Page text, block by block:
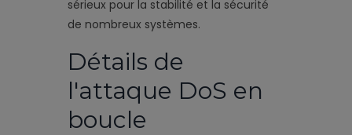
sérieux pour la stabilité et la sécurité
de nombreux systèmes.
Détails de
l'attaque DoS en
boucle